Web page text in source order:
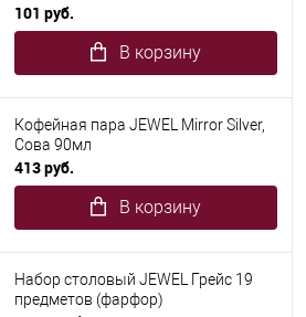
101 руб.
В корзину
Кофейная пара JEWEL Mirror Silver,
Сова 90мл
413 руб.
В корзину
Набор столовый JEWEL Грейс 19
предметов (фарфор)